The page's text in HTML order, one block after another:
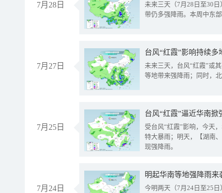
7月28日
未来三天（7月28日至30
带仍多强降雨。本周中东
7月27日
台风“红霞”影响持续
未来三天，台风“红霞”或
等地带来强降雨；同时，
7月25日
台风“红霞”逼近华南
受台风“红霞”影响，今天
特大暴雨；明天，【湖南
现强降雨。
7月24日
明起华南等地强降雨
今明两天（7月24日至25